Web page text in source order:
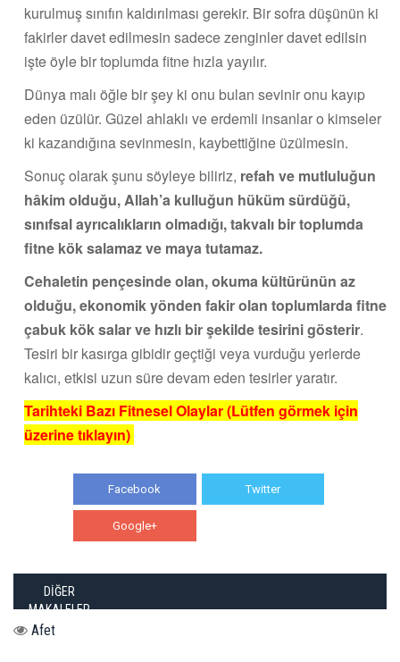
kurulmuş sınıfın kaldırılması gerekir. Bir sofra düşünün ki
fakirler davet edilmesin sadece zenginler davet edilsin
işte öyle bir toplumda fitne hızla yayılır.
Dünya malı öğle bir şey ki onu bulan sevinir onu kayıp
eden üzülür. Güzel ahlaklı ve erdemli insanlar o kimseler
ki kazandığına sevinmesin, kaybettiğine üzülmesin.
Sonuç olarak şunu söyleye biliriz, refah ve mutluluğun
hâkim olduğu, Allah’a kulluğun hüküm sürdüğü,
sınıfsal ayrıcalıkların olmadığı, takvalı bir toplumda
fitne kök salamaz ve maya tutamaz.
Cehaletin pençesinde olan, okuma kültürünün az
olduğu, ekonomik yönden fakir olan toplumlarda fitne
çabuk kök salar ve hızlı bir şekilde tesirini gösterir.
Tesiri bir kasırga gibidir geçtiği veya vurduğu yerlerde
kalıcı, etkisi uzun süre devam eden tesirler yaratır.
Tarihteki Bazı Fitnesel Olaylar (Lütfen görmek için
üzerine tıklayın)
Facebook Twitter
Google+
DİĞER
MAKALELER
Afet